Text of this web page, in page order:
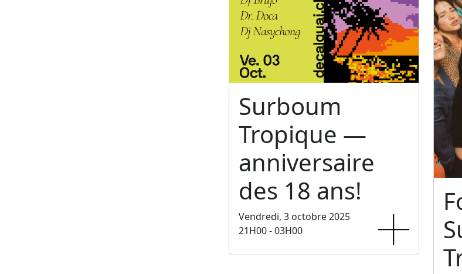
Surboum
Tropique —
anniversaire
des 18 ans!
Vendredi, 3 octobre 2025
21H00 - 03H00